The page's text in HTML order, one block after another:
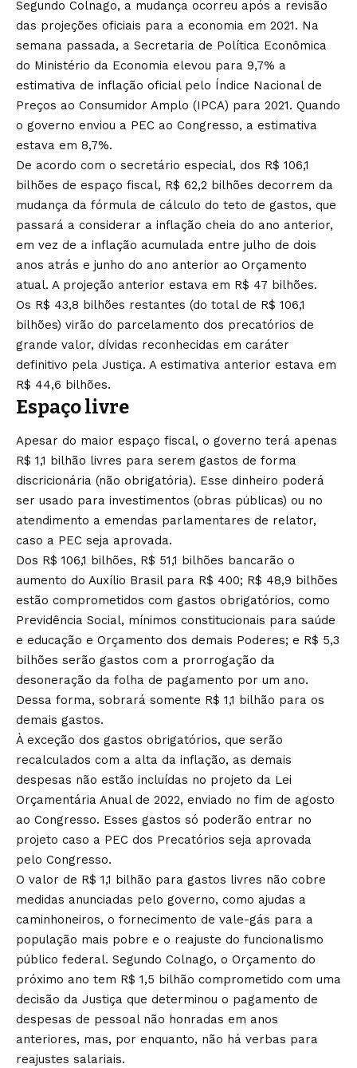
Segundo Colnago, a mudança ocorreu após a revisão
das projeções oficiais para a economia em 2021. Na
semana passada, a Secretaria de Política Econômica
do Ministério da Economia elevou para 9,7% a
estimativa de inflação oficial pelo Índice Nacional de
Preços ao Consumidor Amplo (IPCA) para 2021. Quando
o governo enviou a PEC ao Congresso, a estimativa
estava em 8,7%.
De acordo com o secretário especial, dos R$ 106,1
bilhões de espaço fiscal, R$ 62,2 bilhões decorrem da
mudança da fórmula de cálculo do teto de gastos, que
passará a considerar a inflação cheia do ano anterior,
em vez de a inflação acumulada entre julho de dois
anos atrás e junho do ano anterior ao Orçamento
atual. A projeção anterior estava em R$ 47 bilhões.
Os R$ 43,8 bilhões restantes (do total de R$ 106,1
bilhões) virão do parcelamento dos precatórios de
grande valor, dívidas reconhecidas em caráter
definitivo pela Justiça. A estimativa anterior estava em
R$ 44,6 bilhões.
Espaço livre
Apesar do maior espaço fiscal, o governo terá apenas
R$ 1,1 bilhão livres para serem gastos de forma
discricionária (não obrigatória). Esse dinheiro poderá
ser usado para investimentos (obras públicas) ou no
atendimento a emendas parlamentares de relator,
caso a PEC seja aprovada.
Dos R$ 106,1 bilhões, R$ 51,1 bilhões bancarão o
aumento do Auxílio Brasil para R$ 400; R$ 48,9 bilhões
estão comprometidos com gastos obrigatórios, como
Previdência Social, mínimos constitucionais para saúde
e educação e Orçamento dos demais Poderes; e R$ 5,3
bilhões serão gastos com a prorrogação da
desoneração da folha de pagamento por um ano.
Dessa forma, sobrará somente R$ 1,1 bilhão para os
demais gastos.
À exceção dos gastos obrigatórios, que serão
recalculados com a alta da inflação, as demais
despesas não estão incluídas no projeto da Lei
Orçamentária Anual de 2022, enviado no fim de agosto
ao Congresso. Esses gastos só poderão entrar no
projeto caso a PEC dos Precatórios seja aprovada
pelo Congresso.
O valor de R$ 1,1 bilhão para gastos livres não cobre
medidas anunciadas pelo governo, como ajudas a
caminhoneiros, o fornecimento de vale-gás para a
população mais pobre e o reajuste do funcionalismo
público federal. Segundo Colnago, o Orçamento do
próximo ano tem R$ 1,5 bilhão comprometido com uma
decisão da Justiça que determinou o pagamento de
despesas de pessoal não honradas em anos
anteriores, mas, por enquanto, não há verbas para
reajustes salariais.